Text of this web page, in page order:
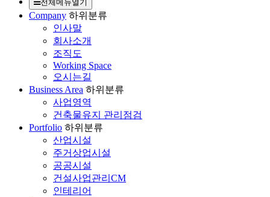
전체메뉴열기
Company 하위분류
인사말
회사소개
조직도
Working Space
오시는길
Business Area 하위분류
사업영역
건축물유지 관리점검
Portfolio 하위분류
산업시설
주거상업시설
공공시설
건설사업관리CM
인테리어